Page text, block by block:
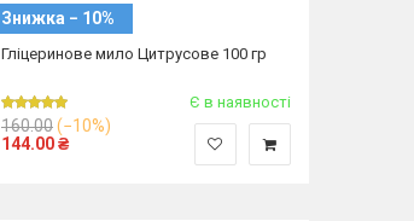
Знижка − 10%
Гліцеринове мило Цитрусове 100 гр
Є в наявності
160.00(−10%)
144.00₴